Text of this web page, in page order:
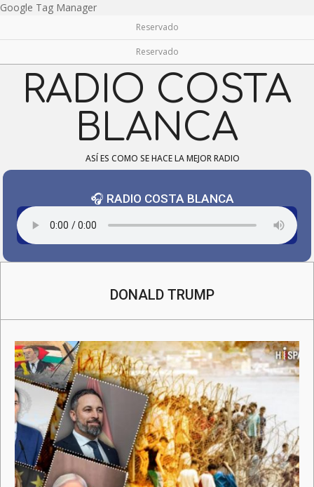
Google Tag ManagerSkip
content
Reservado
Reservado
RADIO COSTA
BLANCA
ASÍ ES COMO SE HACE LA MEJOR RADIO
🎧 RADIO COSTA BLANCA
DONALD TRUMP